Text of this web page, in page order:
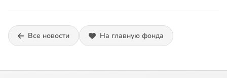
Все новости На главную фонда